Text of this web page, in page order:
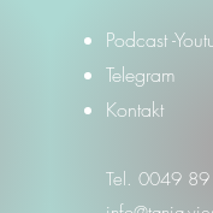
Podcast -
Telegram
Kontakt
Tel. 0049